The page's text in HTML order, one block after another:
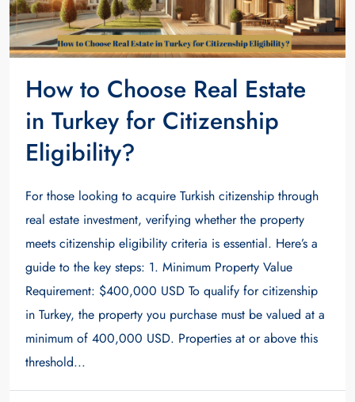
How to Choose Real Estate
in Turkey for Citizenship
Eligibility?
For those looking to acquire Turkish citizenship through
real estate investment, verifying whether the property
meets citizenship eligibility criteria is essential. Here’s a
guide to the key steps: 1. Minimum Property Value
Requirement: $400,000 USD To qualify for citizenship
in Turkey, the property you purchase must be valued at a
minimum of 400,000 USD. Properties at or above this
threshold...